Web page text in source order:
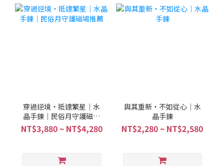
穿過逆境・抵達繁星｜水
晶手鍊｜民俗月守護磁場
推薦
NT$3,880 ~ NT$4,280
與其重新・不如從心｜水
晶手鍊
NT$2,280 ~ NT$2,580